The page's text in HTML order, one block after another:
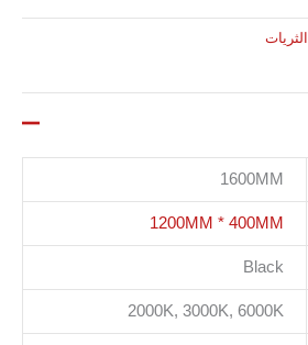
الثريات
1600MM
1200MM * 400MM
Black
2000K, 3000K, 6000K